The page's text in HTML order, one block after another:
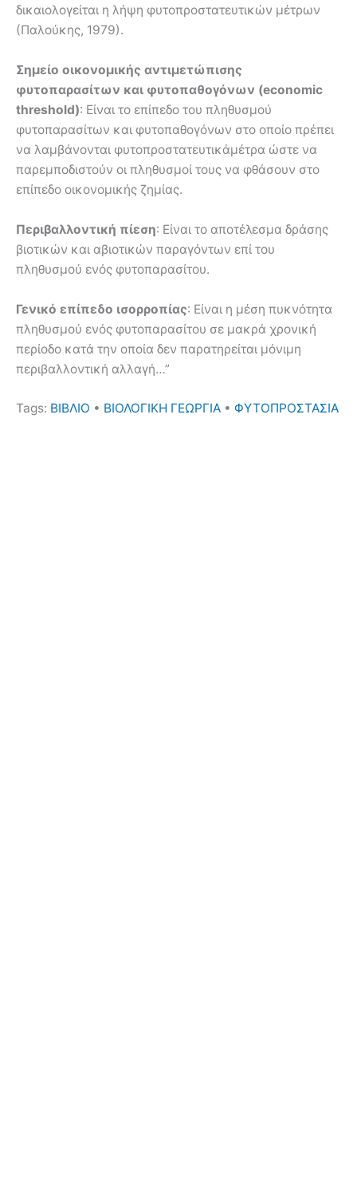
δικαιολογείται η λήψη φυτοπροστατευτικών µέτρων
(Παλούκης, 1979).
Σηµείο οικονοµικής αντιµετώπισης
φυτοπαρασίτων και φυτοπαθογόνων (economic
threshold): Είναι το επίπεδο του πληθυσµού
φυτοπαρασίτων και φυτοπαθογόνων στο οποίο πρέπει
να λαµβάνονται φυτοπροστατευτικάµέτρα ώστε να
παρεµποδιστούν οι πληθυσµοί τους να φθάσουν στο
επίπεδο οικονοµικής ζηµίας.
Περιβαλλοντική πίεση: Είναι το αποτέλεσμα δράσης
βιοτικών και αβιοτικών παραγόντων επί του
πληθυσµού ενός φυτοπαρασίτου.
Γενικό επίπεδο ισορροπίας: Είναι η µέση πυκνότητα
πληθυσµού ενός φυτοπαρασίτου σε µακρά χρονική
περίοδο κατά την οποία δεν παρατηρείται µόνιµη
περιβαλλοντική αλλαγή…”
Tags: ΒΙΒΛΙΟ • ΒΙΟΛΟΓΙΚΗ ΓΕΩΡΓΙΑ • ΦΥΤΟΠΡΟΣΤΑΣΙΑ